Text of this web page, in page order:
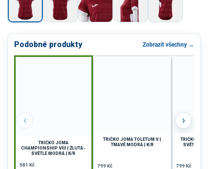
Podobné produkty Zobrazit všechny →
‹
TRIČKO JOMA
CHAMPIONSHIP VIII | ŽLUTÁ-
SVĚTLE MODRÁ | K/R
581 Kč
TRIČKO JOMA TOLETUM V |
TMAVĚ MODRÁ | K/R
799 Kč
TRIČKO JOMA
SVĚTLE
799 Kč
›